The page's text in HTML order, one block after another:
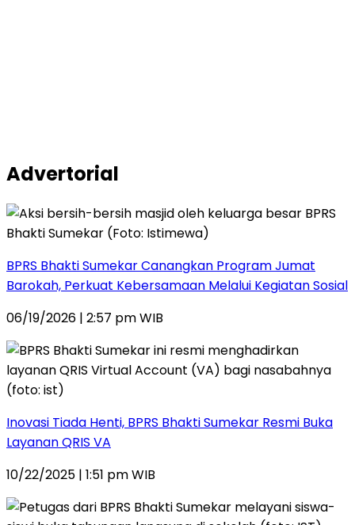
Advertorial
BPRS Bhakti Sumekar Canangkan Program Jumat
Barokah, Perkuat Kebersamaan Melalui Kegiatan Sosial
06/19/2026 | 2:57 pm WIB
Inovasi Tiada Henti, BPRS Bhakti Sumekar Resmi Buka
Layanan QRIS VA
10/22/2025 | 1:51 pm WIB